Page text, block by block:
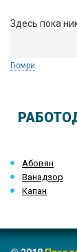
Здесь пока
Гюмри
Абовян
Ванадзор
Капан